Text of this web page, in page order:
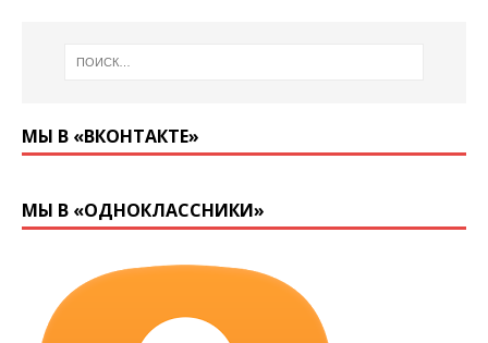
МЫ В «ВКОНТАКТЕ»
МЫ В «ОДНОКЛАССНИКИ»